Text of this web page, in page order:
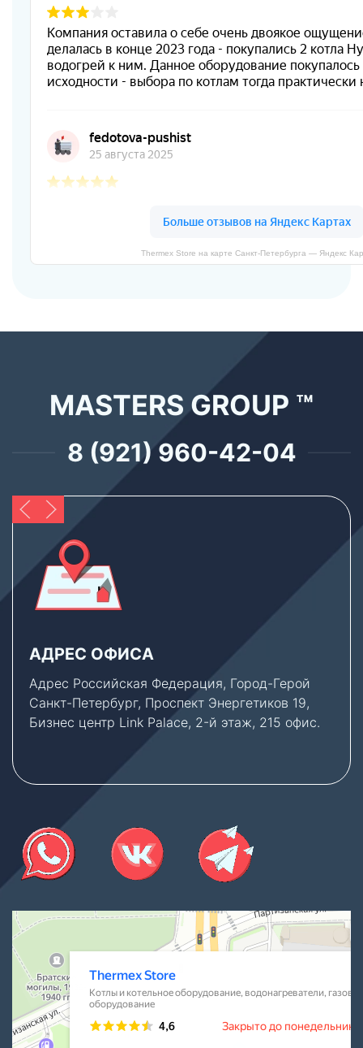
Thermex Store на карте Санкт‑Петербурга — Яндекс
MASTERS GROUP ™
8 (921) 960-42-04
АДРЕС ОФИСА
Адрес Российская Федерация, Город-Герой
Санкт-Петербург, Проспект Энергетиков 19,
Бизнес центр Link Palace, 2-й этаж, 215 офис.
Thermex Store
Котлы и котельное оборудование в Санкт‑Петербурге
Водонагреватели в Санкт‑Петербурге